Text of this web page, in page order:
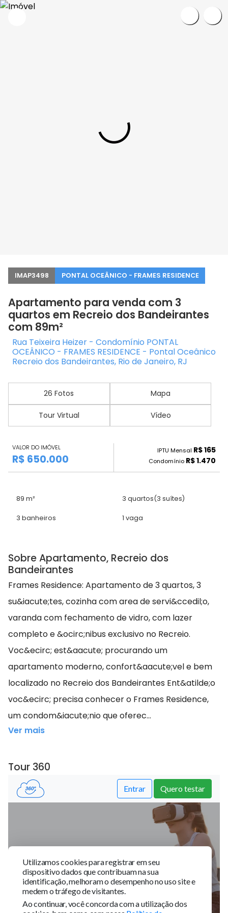
IMAP3498 PONTAL OCEÂNICO - FRAMES RESIDENCE
Apartamento para venda com 3
quartos em Recreio dos Bandeirantes
com 89m²
Rua Teixeira Heizer - Condomínio PONTAL
OCEÂNICO - FRAMES RESIDENCE - Pontal Oceânico
Recreio dos Bandeirantes, Rio de Janeiro, RJ
26 Fotos Mapa
Tour Virtual Vídeo
VALOR DO IMÓVEL
R$ 650.000
IPTU Mensal R$ 165
Condomínio R$ 1.470
89 m² 3 quartos(3 suítes)
3 banheiros 1 vaga
Sobre Apartamento, Recreio dos
Bandeirantes
Frames Residence: Apartamento de 3 quartos, 3
su&iacute;tes, cozinha com area de servi&ccedil;o,
varanda com fechamento de vidro, com lazer
completo e &ocirc;nibus exclusivo no Recreio.
Voc&ecirc; est&aacute; procurando um
apartamento moderno, confort&aacute;vel e bem
localizado no Recreio dos Bandeirantes Ent&atilde;o
voc&ecirc; precisa conhecer o Frames Residence,
um condom&iacute;nio que oferec...
Ver mais
Tour 360